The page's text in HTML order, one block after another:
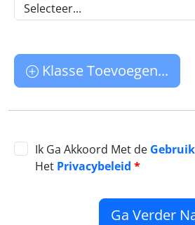
Selecteer...
Klasse Toevoegen...
Ik Ga Akkoord Met de
Het Privacybeleid *
Ga Verder